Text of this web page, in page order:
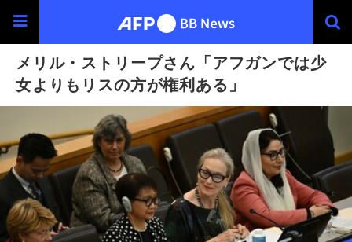
メリル・ストリープさん「アフガンでは少
女よりもリスの方が権利ある」